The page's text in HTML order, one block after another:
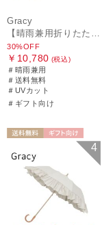
Gracy
【晴雨兼用折りたたみ日傘】グレイシー (Gracy) Leopard Back Print 一級遮光99.99% 遮熱 UV99％ 簡単開閉
30%OFF
￥10,780 (税込)
＃晴雨兼用
＃送料無料
＃UVカット
＃ギフト向け
ギフト向け
WOMEN
4